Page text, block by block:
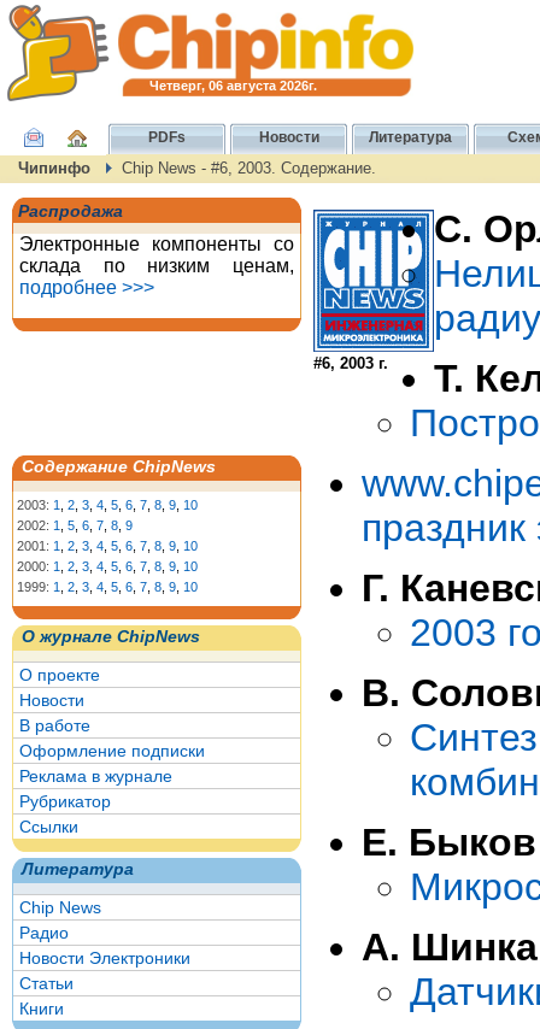
Четверг, 06 августа 2026г.
PDFs Новости Литература
Чипинфо Chip News - #6, 2003. Содержание.
Распродажа
Электронные компоненты со
склада по низким ценам,
подробнее >>>
Содержание ChipNews
2003: 1 2 3 4 5 6 7 8 9 10
2002: 1 5 6 7 8 9
2001: 1 2 3 4 5 6 7 8 9 10
2000: 1 2 3 4 5 6 7 8 9 10
1999: 1 2 3 4 5 6 7 8 9 10
О журнале ChipNews
О проекте
Новости
В работе
Оформление подписки
Реклама в журнале
Рубрикатор
Ссылки
Литература
Chip News
Радио
Новости Электроники
Статьи
Книги
#6, 2003 г.
С.
Т.
праздник
Г.
2003
В.
Е. Быков
А.